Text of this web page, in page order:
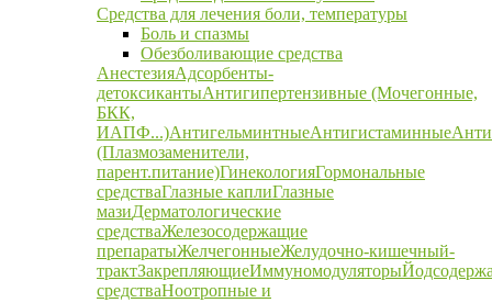
Средства для лечения боли, температуры
Боль и спазмы
Обезболивающие средства
АнестезияАдсорбенты-
детоксикантыАнтигипертензивные (Мочегонные,
БКК,
ИАПФ...)АнтигельминтныеАнтигистаминные
(Плазмозаменители,
парент.питание)ГинекологияГормональные
средстваГлазные каплиГлазные
мазиДерматологические
средстваЖелезосодержащие
препаратыЖелчегонныеЖелудочно-кишечный-
трактЗакрепляющиеИммуномодуляторы
средстваНоотропные и